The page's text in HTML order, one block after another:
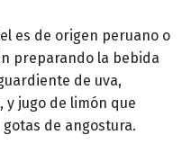
es de origen peruano o
preparando la bebida
de uva,
jugo de limón que
de angostura.